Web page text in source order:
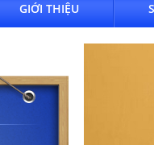
GIỚI THIỆU